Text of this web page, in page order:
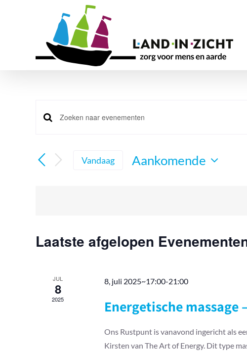
Evenementen
en
weergeven
Vul
in.
Vandaag
Aankomende
Laatste afgelopen
JUL
8
2025
8, juli 2025~17:00-21:00
Energetische massage
Ons Rustpunt is vanavond ingericht als
Kirsten van The Art of Energy. Dit type